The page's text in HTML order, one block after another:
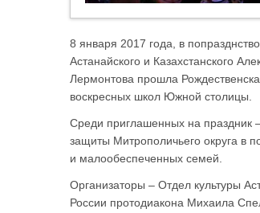
8 января 2017 года, в
Астанайского и Казахстанского
Лермонтова прошла
воскресных школ Южной столицы.
Среди приглашенных на праздник
защиты Митрополичьего округа в
и малообеспеченных семей.
Организаторы – Отдел культуры
России протодиакона Михаила